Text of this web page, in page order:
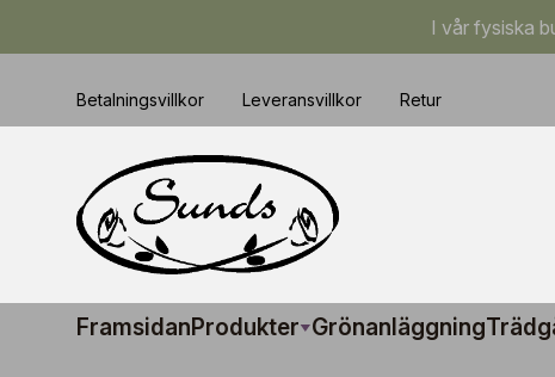
I vår fysiska
Betalningsvillkor Leveransvillkor Retur
FramsidanProdukter Grönanläggning